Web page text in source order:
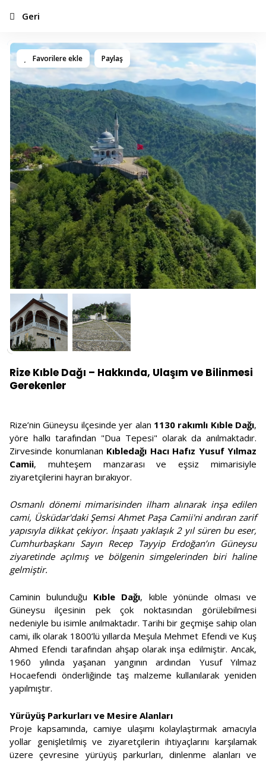
Favorilere ekle Paylaş
Rize Kıble Dağı – Hakkında, Ulaşım ve Bilinmesi
Gerekenler
Rize’nin Güneysu ilçesinde yer alan 1130 rakımlı Kıble Dağı,
yöre halkı tarafından "Dua Tepesi" olarak da anılmaktadır.
Zirvesinde konumlanan Kıbledağı Hacı Hafız Yusuf Yılmaz
Camii, muhteşem manzarası ve eşsiz mimarisiyle
ziyaretçilerini hayran bırakıyor.
Osmanlı dönemi mimarisinden ilham alınarak inşa edilen
cami, Üsküdar'daki Şemsi Ahmet Paşa Camii'ni andıran zarif
yapısıyla dikkat çekiyor. İnşaatı yaklaşık 2 yıl süren bu eser,
Cumhurbaşkanı Sayın Recep Tayyip Erdoğan’ın Güneysu
ziyaretinde açılmış ve bölgenin simgelerinden biri haline
gelmiştir.
Caminin bulunduğu Kıble Dağı, kıble yönünde olması ve
Güneysu ilçesinin pek çok noktasından görülebilmesi
nedeniyle bu isimle anılmaktadır. Tarihi bir geçmişe sahip olan
cami, ilk olarak 1800’lü yıllarda Meşula Mehmet Efendi ve Kuş
Ahmed Efendi tarafından ahşap olarak inşa edilmiştir. Ancak,
1960 yılında yaşanan yangının ardından Yusuf Yılmaz
Hocaefendi önderliğinde taş malzeme kullanılarak yeniden
yapılmıştır.
Yürüyüş Parkurları ve Mesire Alanları
Proje kapsamında, camiye ulaşımı kolaylaştırmak amacıyla
yollar genişletilmiş ve ziyaretçilerin ihtiyaçlarını karşılamak
üzere çevresine yürüyüş parkurları, dinlenme alanları ve
Geri